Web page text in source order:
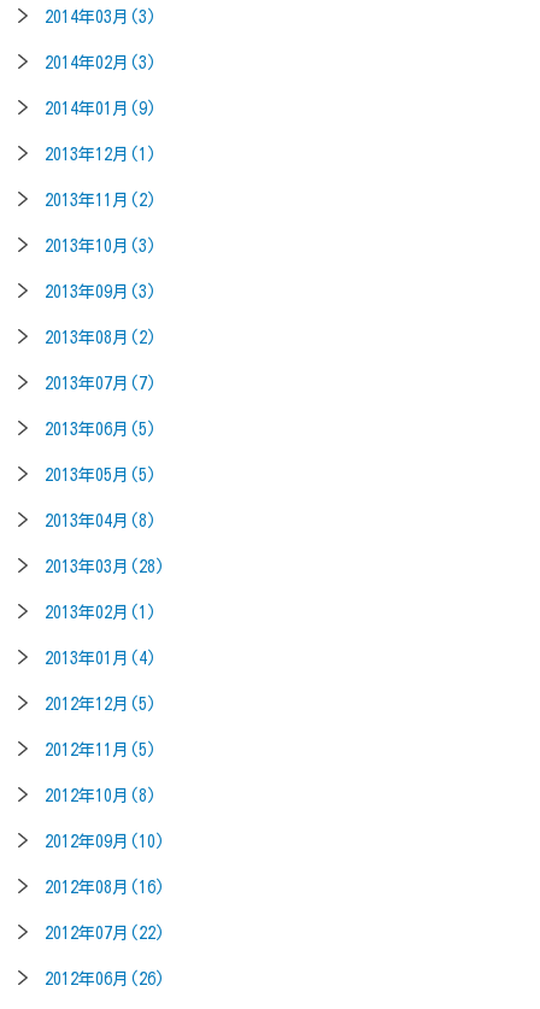
2014年03月(3)
2014年02月(3)
2014年01月(9)
2013年12月(1)
2013年11月(2)
2013年10月(3)
2013年09月(3)
2013年08月(2)
2013年07月(7)
2013年06月(5)
2013年05月(5)
2013年04月(8)
2013年03月(28)
2013年02月(1)
2013年01月(4)
2012年12月(5)
2012年11月(5)
2012年10月(8)
2012年09月(10)
2012年08月(16)
2012年07月(22)
2012年06月(26)